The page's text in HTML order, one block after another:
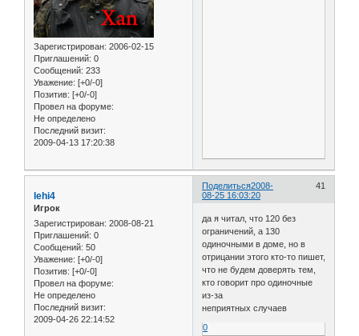
Зарегистрирован: 2006-02-15
Приглашений: 0
Сообщений: 233
Уважение: [+0/-0]
Позитив: [+0/-0]
Провел на форуме:
Не определено
Последний визит:
2009-04-13 17:20:38
Поделиться 41
2008-
08-25 16:03:20
lehi4
Игрок
Зарегистрирован: 2008-08-21
Приглашений: 0
Сообщений: 50
Уважение: [+0/-0]
Позитив: [+0/-0]
Провел на форуме:
Не определено
Последний визит:
2009-04-26 22:14:52
да я читал, что 120 без
ограничений, а 130
одиночными в доме, но в
отрицании этого кто-то пишет,
что не будем доверять тем,
кто говорит про одиночные
из-за
неприятных случаев
0